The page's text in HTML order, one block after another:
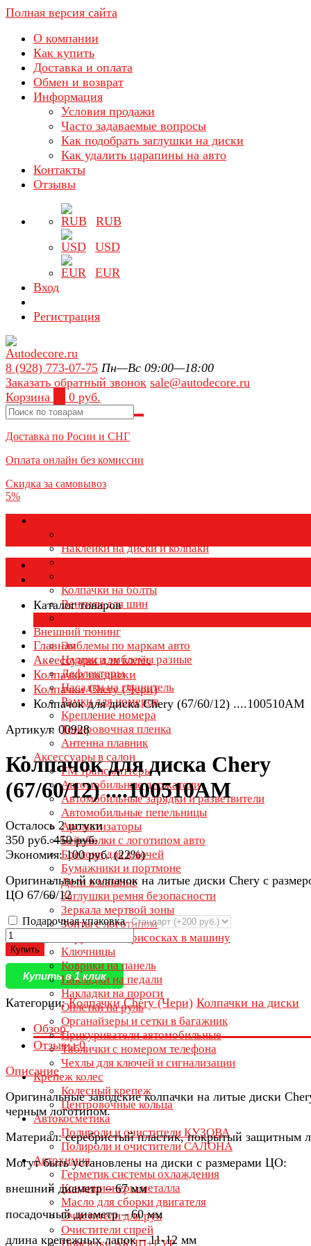
Полная версия сайта
О компании
Как купить
Доставка и оплата
Обмен и возврат
Информация
Условия продажи
Часто задаваемые вопросы
Как подобрать заглушки на диски
Как удалить царапины на авто
Контакты
Отзывы
RUB
USD
EUR
Вход
Регистрация
8 (928) 773-07-75 Пн—Вс 09:00—18:00
Заказать обратный звонок sale@autodecore.ru
Корзина
0 руб.
Доставка по Росии и СНГ
Оплата онлайн без комиссии
Скидка за самовывоз
5%
Наклейки на диски и колпаки
Колпаки на колеса
Колпачки на болты
Вентили для шин
Внешний тюнинг
Эмблемы по маркам авто
Надписи эмблемы разные
Дефлекторы
Насадки на глушитель
Рамки для номеров
Крепление номера
Тонировочная пленка
Антенна плавник
Аксессуары в салон
FM трансмиттеры
Автомобильные держатели
Автомобильные зарядки и разветвители
Автомобильные пепельницы
Ароматизаторы
Бейсболки с логотипом авто
Брелоки для ключей
Бумажники и портмоне
Дети в машине
Заглушки ремня безопасности
Зеркала мертвой зоны
Зонты с логотипом
Игрушки на присосках в машину
Ключницы
Коврики на панель
Накладки на педали
Накладки на пороги
Оплётки на руль
Органайзеры и сетки в багажник
Прикуриватели автомобильные
Таблички с номером телефона
Чехлы для ключей и сигнализации
Крепеж колес
Колесный крепеж
Центровочные кольца
Автокосметика
Полироли и очистители КУЗОВА
Полироли и очистители САЛОНА
Автохимия
Герметик системы охлаждения
Кондиционеры металла
Масло для сборки двигателя
Очистители для рук
Очистители спрей
Каталог товаров
Каталог товаров
Главная
Аксессуары для колёс
Колпачки на диски
Колпачки Chery (Чери)
Колпачок для диска Chery (67/60/12) ....100510AM
Артикул: 00928
Колпачок для диска Chery
(67/60/12) ....100510AM
Осталось 2 штуки
350 руб. 450 руб.
Экономия:100 руб.(22%)
Оригинальный колпачок на литые диски Chery с
ЦО 67/60/12
Подарочная упаковка
Купить
Купить в 1 клик
Категории:Колпачки Chery (Чери) Колпачки на диски
Обзор
Отзывы0
Описание
Оригинальные заводские колпачки на литые диски
черным логотипом.
Материал: серебристый пластик, покрытый защитным
Могут быть установлены на диски с размерами ЦО:
внешний диаметр – 67 мм
посадочный диаметр – 60 мм
длина крепежных лапок – 11-12 мм